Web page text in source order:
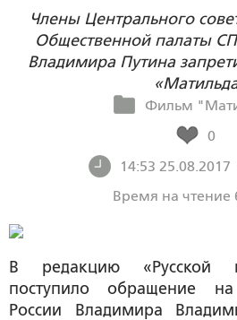
Члены Центрального
Общественной палаты
Владимира Путина
Фильм
0
14:53 25.08.2017
Время на чтение
В редакцию «Русской
поступило обращение
России Владимира